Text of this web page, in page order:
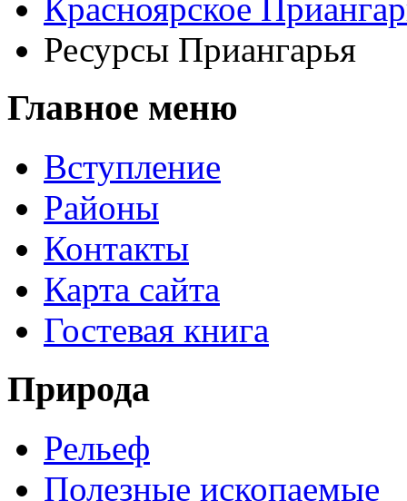
Красноярское
Ресурсы Приангарья
Главное меню
Вступление
Районы
Контакты
Карта сайта
Гостевая книга
Природа
Рельеф
Полезные ископаемые